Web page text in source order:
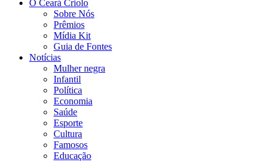
O Ceará Criolo
Sobre Nós
Prêmios
Mídia Kit
Guia de Fontes
Notícias
Mulher negra
Infantil
Política
Economia
Saúde
Esporte
Cultura
Famosos
Educação